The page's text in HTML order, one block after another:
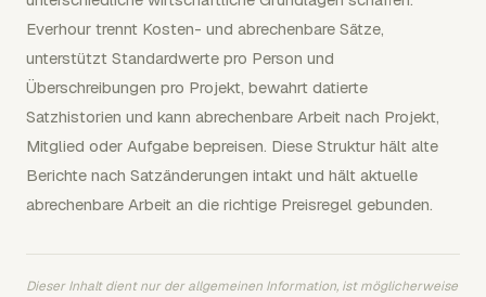
Everhour trennt Kosten- und abrechenbare Sätze,
unterstützt Standardwerte pro Person und
Überschreibungen pro Projekt, bewahrt datierte
Satzhistorien und kann abrechenbare Arbeit nach Projekt,
Mitglied oder Aufgabe bepreisen. Diese Struktur hält alte
Berichte nach Satzänderungen intakt und hält aktuelle
abrechenbare Arbeit an die richtige Preisregel gebunden.
Dieser Inhalt dient nur der allgemeinen Information, ist möglicherweise